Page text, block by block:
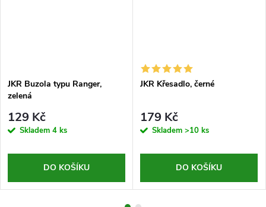
JKR Buzola typu Ranger,
zelená
129 Kč
Skladem 4 ks
DO KOŠÍKU
JKR Křesadlo, černé
179 Kč
Skladem >10 ks
DO KOŠÍKU